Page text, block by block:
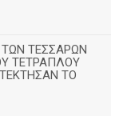
ΤΩΝ ΤΕΣΣΑΡΩΝ
ΤΕΤΡΑΠΛΟΥ
ΤΟ